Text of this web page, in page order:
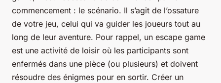
commencement : le scénario. Il s’agit de l’ossature
de votre jeu, celui qui va guider les joueurs tout au
long de leur aventure. Pour rappel, un escape game
est une activité de loisir où les participants sont
enfermés dans une pièce (ou plusieurs) et doivent
résoudre des énigmes pour en sortir. Créer un